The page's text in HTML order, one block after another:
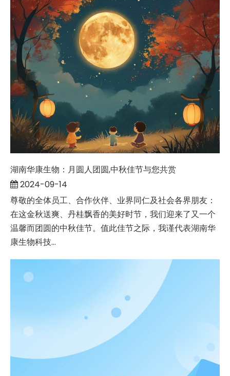
湖南华康生物：月圆人团圆,中秋佳节与您共赏
2024-09-14
尊敬的全体员工、合作伙伴、业界同仁及社会各界朋友：
在这金秋送爽、丹桂飘香的美好时节，我们迎来了又一个
温馨而团圆的中秋佳节。值此佳节之际，我谨代表湖南华
康生物科技...